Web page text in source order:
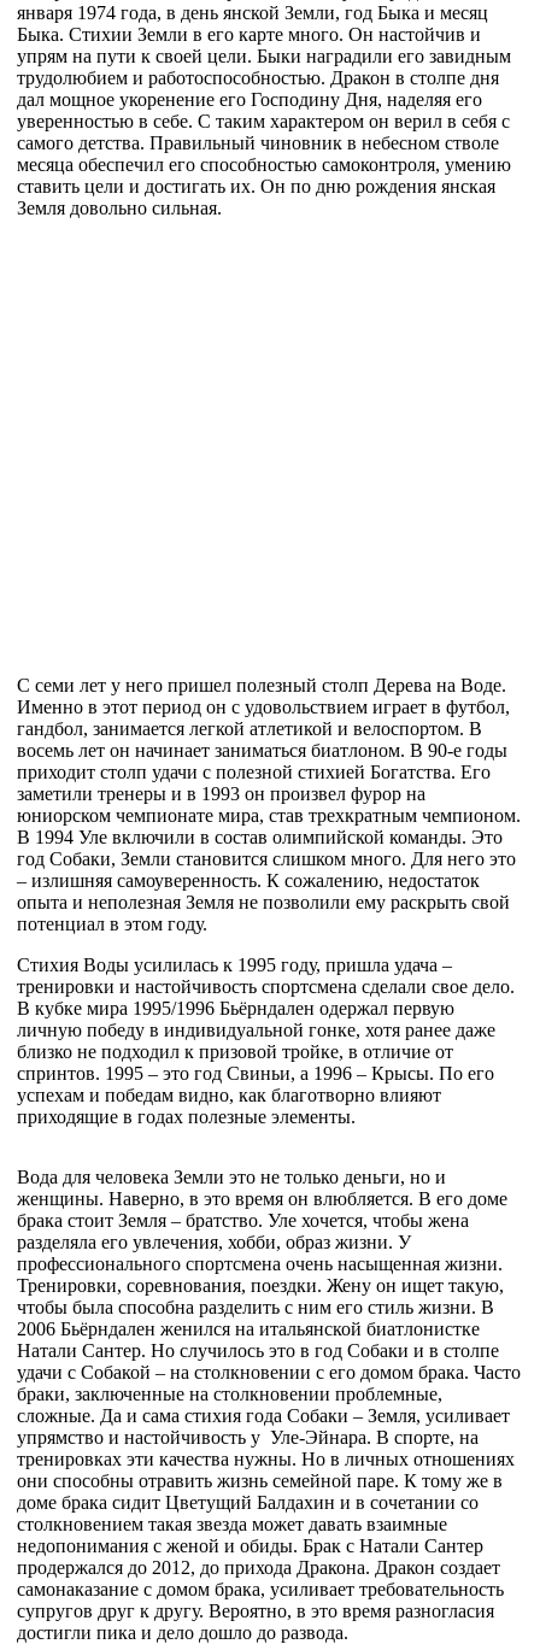
января 1974 года, в день янской Земли, год Быка и месяц
Быка. Стихии Земли в его карте много. Он настойчив и
упрям на пути к своей цели. Быки наградили его завидным
трудолюбием и работоспособностью. Дракон в столпе дня
дал мощное укоренение его Господину Дня, наделяя его
уверенностью в себе. С таким характером он верил в себя с
самого детства. Правильный чиновник в небесном стволе
месяца обеспечил его способностью самоконтроля, умению
ставить цели и достигать их. Он по дню рождения янская
Земля довольно сильная.
С семи лет у него пришел полезный столп Дерева на Воде.
Именно в этот период он с удовольствием играет в футбол,
гандбол, занимается легкой атлетикой и велоспортом. В
восемь лет он начинает заниматься биатлоном. В 90-е годы
приходит столп удачи с полезной стихией Богатства. Его
заметили тренеры и в 1993 он произвел фурор на
юниорском чемпионате мира, став трехкратным чемпионом.
В 1994 Уле включили в состав олимпийской команды. Это
год Собаки, Земли становится слишком много. Для него это
– излишняя самоуверенность. К сожалению, недостаток
опыта и неполезная Земля не позволили ему раскрыть свой
потенциал в этом году.
Стихия Воды усилилась к 1995 году, пришла удача –
тренировки и настойчивость спортсмена сделали свое дело.
В кубке мира 1995/1996 Бьёрндален одержал первую
личную победу в индивидуальной гонке, хотя ранее даже
близко не подходил к призовой тройке, в отличие от
спринтов. 1995 – это год Свиньи, а 1996 – Крысы. По его
успехам и победам видно, как благотворно влияют
приходящие в годах полезные элементы.
Вода для человека Земли это не только деньги, но и
женщины. Наверно, в это время он влюбляется. В его доме
брака стоит Земля – братство. Уле хочется, чтобы жена
разделяла его увлечения, хобби, образ жизни. У
профессионального спортсмена очень насыщенная жизни.
Тренировки, соревнования, поездки. Жену он ищет такую,
чтобы была способна разделить с ним его стиль жизни. В
2006 Бьёрндален женился на итальянской биатлонистке
Натали Сантер. Но случилось это в год Собаки и в столпе
удачи с Собакой – на столкновении с его домом брака. Часто
браки, заключенные на столкновении проблемные,
сложные. Да и сама стихия года Собаки – Земля, усиливает
упрямство и настойчивость у Уле-Эйнара. В спорте, на
тренировках эти качества нужны. Но в личных отношениях
они способны отравить жизнь семейной паре. К тому же в
доме брака сидит Цветущий Балдахин и в сочетании со
столкновением такая звезда может давать взаимные
недопонимания с женой и обиды. Брак с Натали Сантер
продержался до 2012, до прихода Дракона. Дракон создает
самонаказание с домом брака, усиливает требовательность
супругов друг к другу. Вероятно, в это время разногласия
достигли пика и дело дошло до развода.